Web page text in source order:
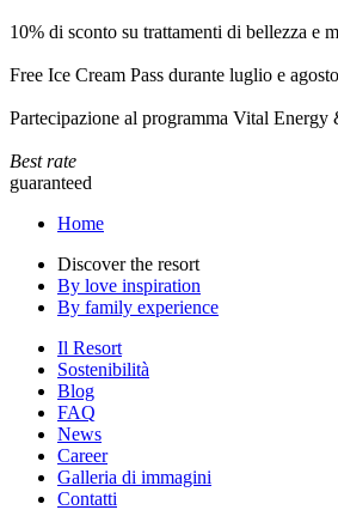
10% di sconto su trattamenti di bellezza e
Free Ice Cream Pass durante luglio e
Partecipazione al programma Vital Energy
Best rate
guaranteed
Home
Discover the resort
By love inspiration
By family experience
Il Resort
Sostenibilità
Blog
FAQ
News
Career
Galleria di immagini
Contatti